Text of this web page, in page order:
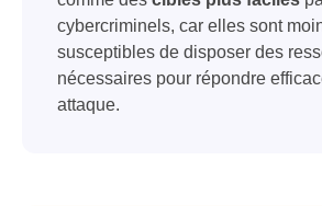
cybercriminels, car elles sont
susceptibles de disposer des
nécessaires pour répondre
attaque.